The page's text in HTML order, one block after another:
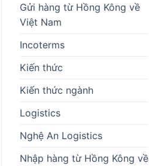
Gửi hàng từ Hồng Kông về
Việt Nam
Incoterms
Kiến thức
Kiến thức ngành
Logistics
Nghệ An Logistics
Nhập hàng từ Hồng Kông về